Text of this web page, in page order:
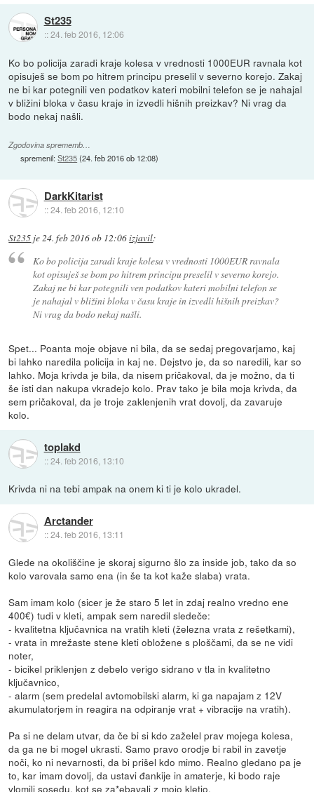
St235
::24. feb 2016, 12:06
Ko bo policija zaradi kraje kolesa v vrednosti 1000EUR ravnala kot
opisuješ se bom po hitrem principu preselil v severno korejo. Zakaj
ne bi kar potegnili ven podatkov kateri mobilni telefon se je nahajal
v bližini bloka v času kraje in izvedli hišnih preizkav? Ni vrag da
bodo nekaj našli.
Zgodovina sprememb…
spremenil:St235(24. feb 2016 ob 12:08)
DarkKitarist
::24. feb 2016, 12:10
St235 je24. feb 2016 ob 12:06izjavil:
Ko bo policija zaradi kraje kolesa v vrednosti 1000EUR ravnala
kot opisuješ se bom po hitrem principu preselil v severno korejo.
Zakaj ne bi kar potegnili ven podatkov kateri mobilni telefon se
je nahajal v bližini bloka v času kraje in izvedli hišnih preizkav?
Ni vrag da bodo nekaj našli.
Spet... Poanta moje objave ni bila, da se sedaj pregovarjamo, kaj
bi lahko naredila policija in kaj ne. Dejstvo je, da so naredili, kar so
lahko. Moja krivda je bila, da nisem pričakoval, da je možno, da ti
še isti dan nakupa vkradejo kolo. Prav tako je bila moja krivda, da
sem pričakoval, da je troje zaklenjenih vrat dovolj, da zavaruje
kolo.
toplakd
::24. feb 2016, 13:10
Krivda ni na tebi ampak na onem ki ti je kolo ukradel.
Arctander
::24. feb 2016, 13:11
Glede na okoliščine je skoraj sigurno šlo za inside job, tako da so
kolo varovala samo ena (in še ta kot kaže slaba) vrata.
Sam imam kolo (sicer je že staro 5 let in zdaj realno vredno ene
400€) tudi v kleti, ampak sem naredil sledeče:
- kvalitetna ključavnica na vratih kleti (železna vrata z rešetkami),
- vrata in mrežaste stene kleti obložene s ploščami, da se ne vidi
noter,
- bicikel priklenjen z debelo verigo sidrano v tla in kvalitetno
ključavnico,
- alarm (sem predelal avtomobilski alarm, ki ga napajam z 12V
akumulatorjem in reagira na odpiranje vrat + vibracije na vratih).
Pa si ne delam utvar, da če bi si kdo zaželel prav mojega kolesa,
da ga ne bi mogel ukrasti. Samo pravo orodje bi rabil in zavetje
noči, ko ni nevarnosti, da bi prišel kdo mimo. Realno gledano pa je
to, kar imam dovolj, da ustavi đankije in amaterje, ki bodo raje
vlomili sosedu, kot se za*ebavali z mojo kletjo.